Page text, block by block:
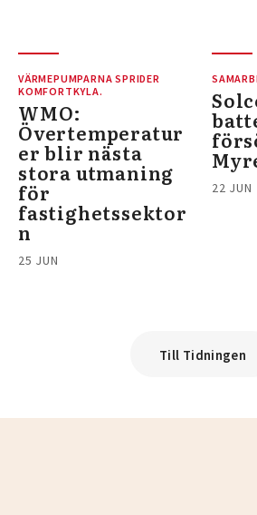
VÄRMEPUMPARNA SPRIDER
KOMFORTKYLA.
WMO:
Övertemperatur
er blir nästa
stora utmaning
för
fastighetssektor
n
25 JUN
22 JUN
Till Tidningen